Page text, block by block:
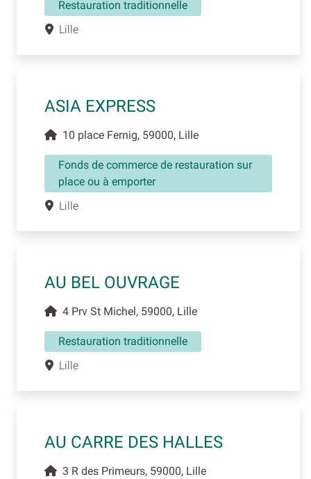
Restauration traditionnelle
Lille
ASIA EXPRESS
10 place Fernig, 59000, Lille
Fonds de commerce de restauration sur
place ou à emporter
Lille
AU BEL OUVRAGE
4 Prv St Michel, 59000, Lille
Restauration traditionnelle
Lille
AU CARRE DES HALLES
3 R des Primeurs, 59000, Lille